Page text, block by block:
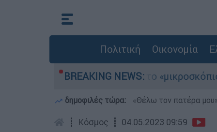
Πολιτική Οικονομία
BREAKING NEWS:
στην Πάρο - Στο «μικροσκόπιο» ο ρόλος
δημοφιλές τώρα: «Θέλω τον πατέρα
┋ Κόσμος ┋ 04.05.2023 09:59